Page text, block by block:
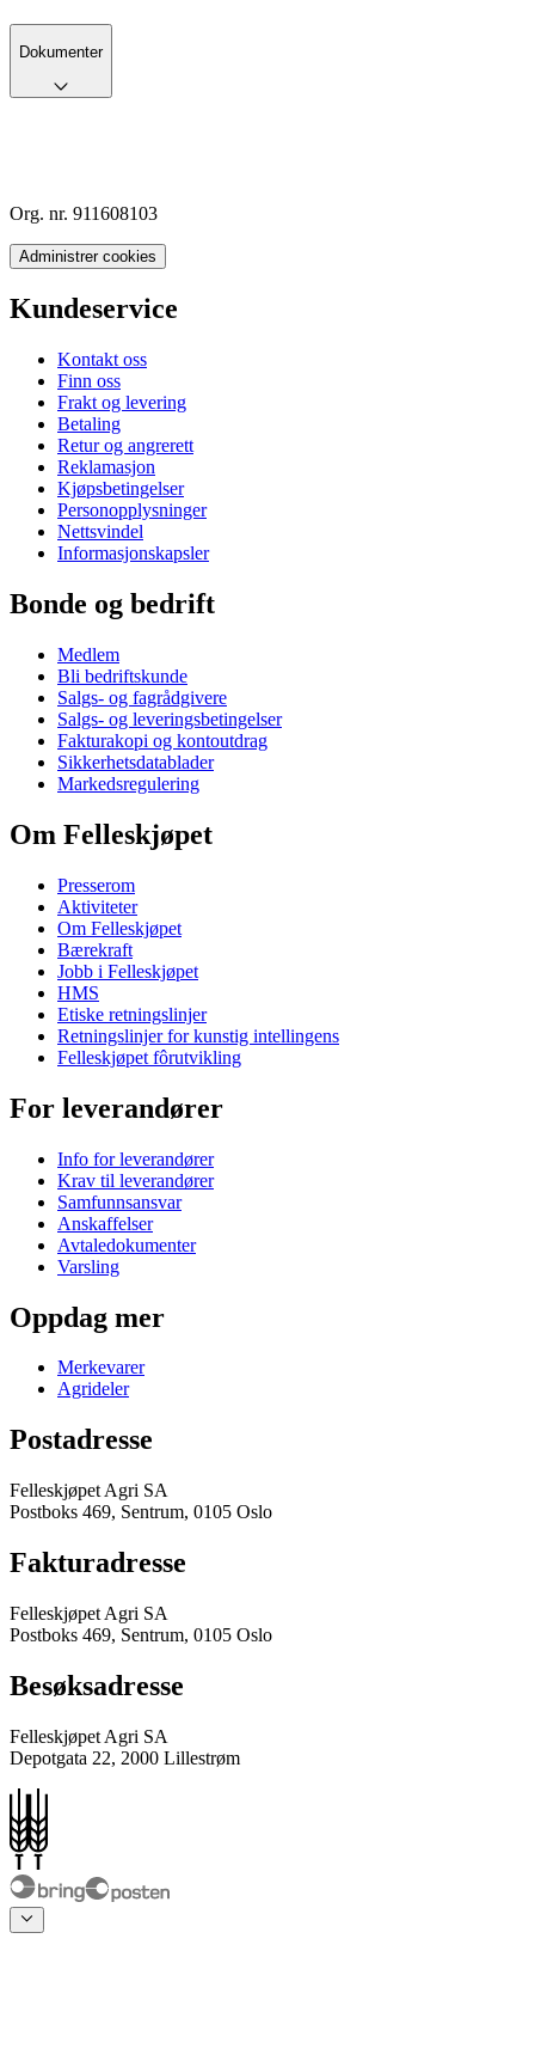
Dokumenter
Org. nr. 911608103
Administrer cookies
Kundeservice
Kontakt oss
Finn oss
Frakt og levering
Betaling
Retur og angrerett
Reklamasjon
Kjøpsbetingelser
Personopplysninger
Nettsvindel
Informasjonskapsler
Bonde og bedrift
Medlem
Bli bedriftskunde
Salgs- og fagrådgivere
Salgs- og leveringsbetingelser
Fakturakopi og kontoutdrag
Sikkerhetsdatablader
Markedsregulering
Om Felleskjøpet
Presserom
Aktiviteter
Om Felleskjøpet
Bærekraft
Jobb i Felleskjøpet
HMS
Etiske retningslinjer
Retningslinjer for kunstig intellingens
Felleskjøpet fôrutvikling
For leverandører
Info for leverandører
Krav til leverandører
Samfunnsansvar
Anskaffelser
Avtaledokumenter
Varsling
Oppdag mer
Merkevarer
Agrideler
Postadresse
Felleskjøpet Agri SA
Postboks 469, Sentrum, 0105 Oslo
Fakturadresse
Felleskjøpet Agri SA
Postboks 469, Sentrum, 0105 Oslo
Besøksadresse
Felleskjøpet Agri SA
Depotgata 22, 2000 Lillestrøm